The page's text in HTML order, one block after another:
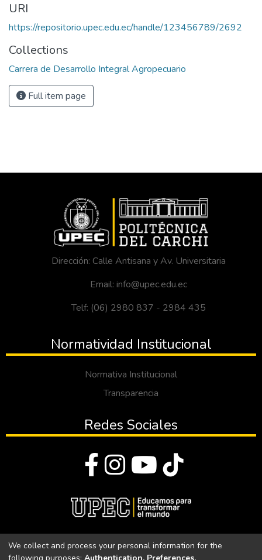
URI
https://repositorio.upec.edu.ec/handle/123456789/2692
Collections
Carrera de Desarrollo Integral Agropecuario
Full item page
Dirección: Calle Antisana y Av. Universitaria
Email: info@upec.edu.ec
Telf: (06) 2980 837 - 2984 435
Normatividad Institucional
Normativa Institucional
Transparencia
Redes Sociales
We collect and process your personal information for the